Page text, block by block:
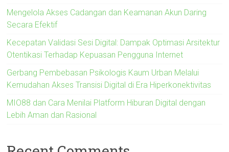
Mengelola Akses Cadangan dan Keamanan Akun Daring
Secara Efektif
Kecepatan Validasi Sesi Digital: Dampak Optimasi Arsitektur
Otentikasi Terhadap Kepuasan Pengguna Internet
Gerbang Pembebasan Psikologis Kaum Urban Melalui
Kemudahan Akses Transisi Digital di Era Hiperkonektivitas
MIO88 dan Cara Menilai Platform Hiburan Digital dengan
Lebih Aman dan Rasional